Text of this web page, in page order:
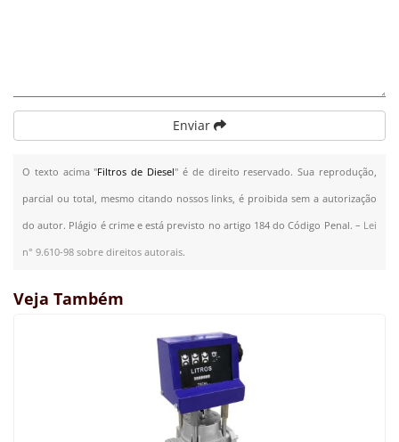
Enviar
O texto acima "Filtros de Diesel" é de direito reservado. Sua reprodução,
parcial ou total, mesmo citando nossos links, é proibida sem a autorização
do autor. Plágio é crime e está previsto no artigo 184 do Código Penal. – Lei
n° 9.610-98 sobre direitos autorais.
Veja Também